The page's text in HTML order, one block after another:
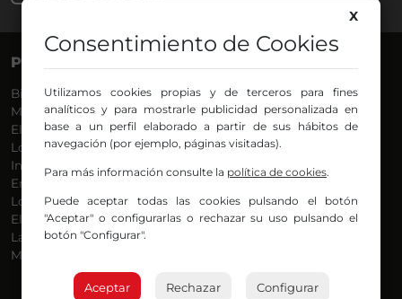
PROGRAMAS
Bilbosport
Más Música
El Madrugador
Lo Más Nuevo
Informativos
En Ruta
Locos por la Música
El Supermadrugador
La Mañana de Radio Nervión
Más Madrugada
Agurtzane
Belén Ollero
Dani
Eduardo
Eva Argote
Endika
Iker
Iñigo
Joseba
X
Consentimiento de Cookies
Utilizamos cookies propias y de terceros para fines
analíticos y para mostrarle publicidad personalizada en
base a un perfil elaborado a partir de sus hábitos de
navegación (por ejemplo, páginas visitadas).
Para más información consulte la política de cookies.
Puede aceptar todas las cookies pulsando el botón
"Aceptar" o configurarlas o rechazar su uso pulsando el
botón "Configurar".
Aceptar Rechazar Configurar